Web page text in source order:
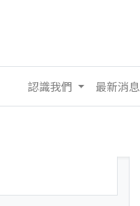
認識我們 最新消息